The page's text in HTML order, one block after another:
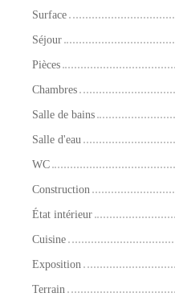
Surface
Séjour
Pièces
Chambres
Salle de bains
Salle d'eau
WC
Construction
État intérieur
Cuisine
Exposition
Terrain